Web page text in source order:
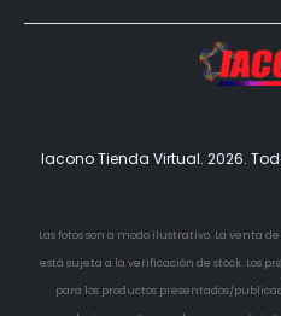
Iacono Tienda Virtual. 2026.
Las fotos son a modo ilustrativo. La venta
está sujeta a la verificación de stock. Los
para los productos presentados/